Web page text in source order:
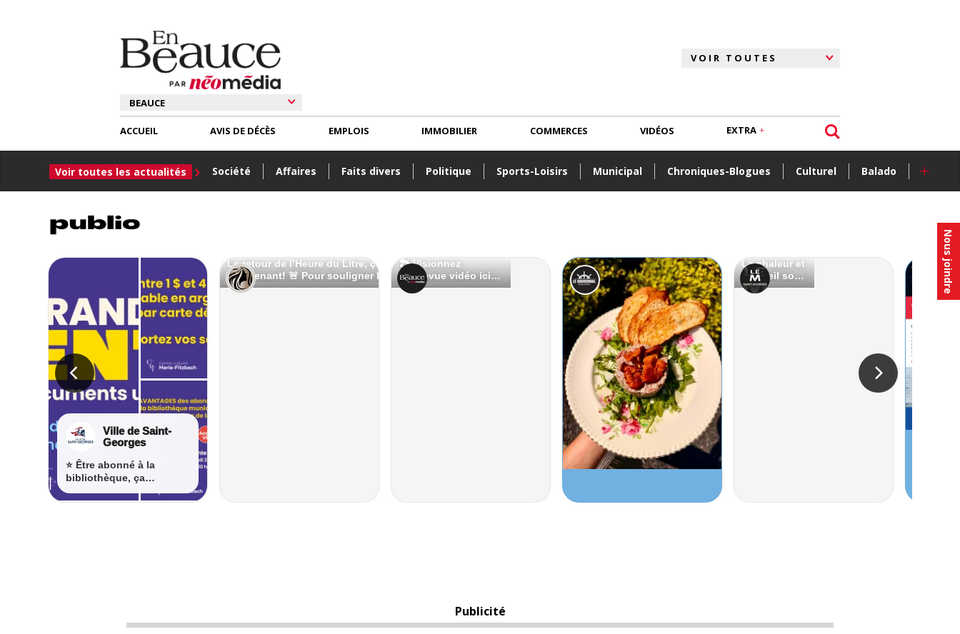
Nous joindre
ACCUEIL
Voir toutes les actualités Société Affaires Faits divers Politique Sports-Loisirs Municipal Chroniques-Blogues Culturel Balado +
AVIS DE DÉCÈS EMPLOIS IMMOBILIER COMMERCES VIDÉOS EXTRA
Publicité